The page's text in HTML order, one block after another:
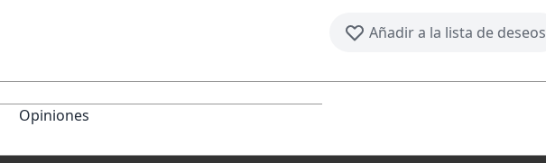
Añadir a la lista de deseos
Opiniones